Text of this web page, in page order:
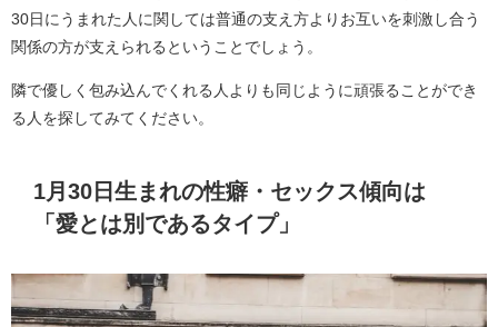
30日にうまれた人に関しては普通の支え方よりお互いを刺激し合う
関係の方が支えられるということでしょう。
隣で優しく包み込んでくれる人よりも同じように頑張ることができ
る人を探してみてください。
1月30日生まれの性癖・セックス傾向は
「愛とは別であるタイプ」